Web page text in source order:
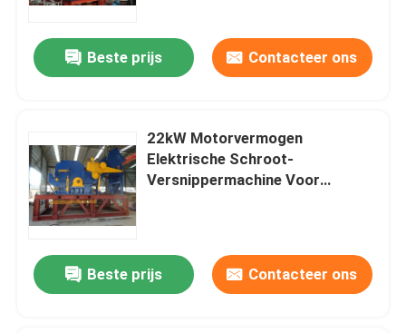
Beste prijs Contacteer ons
22kW Motorvermogen
Elektrische Schroot-
Versnippermachine Voor
Beste prijs Contacteer ons